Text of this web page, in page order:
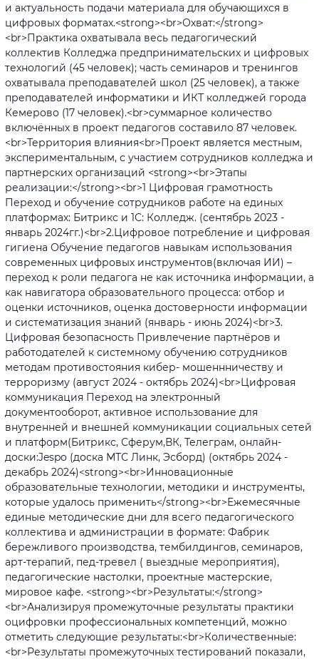
и актуальность подачи материала для обучающихся в
цифровых форматах.<strong><br>Охват:</strong>
<br>Практика охватывала весь педагогический
коллектив Колледжа предпринимательских и цифровых
технологий (45 человек); часть семинаров и тренингов
охватывала преподавателей школ (25 человек), а также
преподавателей информатики и ИКТ колледжей города
Кемерово (17 человек).<br>суммарное количество
включённых в проект педагогов составило 87 человек.
<br>Территория влияния<br>Проект является местным,
экспериментальным, с участием сотрудников колледжа и
партнерских организаций <strong><br>Этапы
реализации:</strong><br>1 Цифровая грамотность
Переход и обучение сотрудников работе на единых
платформах: Битрикс и 1С: Колледж. (сентябрь 2023 -
январь 2024гг.)<br>2.Цифровое потребление и цифровая
гигиена Обучение педагогов навыкам использования
современных цифровых инструментов(включая ИИ) –
переход к роли педагога не как источника информации, а
как навигатора образовательного процесса: отбор и
оценки источников, оценка достоверности информации
и систематизация знаний (январь - июнь 2024)<br>3.
Цифровая безопасность Привлечение партнёров и
работодателей к системному обучению сотрудников
методам противостояния кибер- мошеннничеству и
терроризму (август 2024 - октябрь 2024)<br>Цифровая
коммуникация Переход на электронный
документооборот, активное использование для
внутренней и внешней коммуникации социальных сетей
и платформ(Битрикс, Сферум,ВК, Телеграм, онлайн-
доски:Jespo (доска МТС Линк, Эсборд) (октябрь 2024 -
декабрь 2024)<strong><br>Инновационные
образовательные технологии, методики и инструменты,
которые удалось применить</strong><br>Ежемесячные
единые методические дни для всего педагогического
коллектива и администрации в формате: Фабрик
бережливого производства, тембилдингов, семинаров,
арт-терапий, пед-тревел ( выездные мероприятия),
педагогические настолки, проектные мастерские,
мировое кафе. <strong><br>Результаты:</strong>
<br>Анализируя промежуточные результаты практики
оцифровки профессиональных компетенций, можно
отметить следующие результаты:<br>Количественные:
<br>Результаты промежуточных тестирований показали,